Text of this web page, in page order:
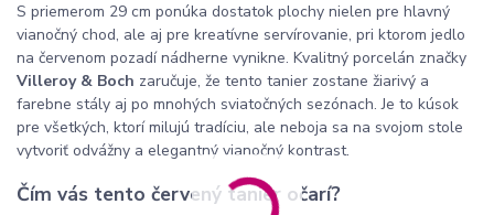
S priemerom 29 cm ponúka dostatok plochy nielen pre hlavný
vianočný chod, ale aj pre kreatívne servírovanie, pri ktorom jedlo
na červenom pozadí nádherne vynikne. Kvalitný porcelán značky
Villeroy & Boch zaručuje, že tento tanier zostane žiarivý a
farebne stály aj po mnohých sviatočných sezónach. Je to kúsok
pre všetkých, ktorí milujú tradíciu, ale neboja sa na svojom stole
vytvoriť odvážny a elegantný vianočný kontrast.
Čím vás tento červený tanier očarí?